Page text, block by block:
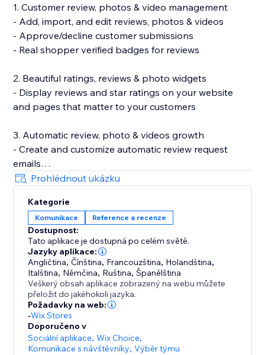
1. Customer review, photos & video management
- Add, import, and edit reviews, photos & videos
- Approve/decline customer submissions
- Real shopper verified badges for reviews
2. Beautiful ratings, reviews & photo widgets
- Display reviews and star ratings on your website
and pages that matter to your customers
3. Automatic review, photo & videos growth
- Create and customize automatic review request
emails
- Incentivize review submissions with discounts (in-
app) or loyalty points (with Smile.io)
- Let customers leave reviews directly on your site
4. Search Engine (SEO) friendly reviews
- Show product ratings and reviews in Google and
other search engines
- Export your reviews to Google Shopping
Prohlédnout ukázku
Kategorie
Komunikace Reference a recenze
Dostupnost:
Tato aplikace je dostupná po celém světě.
Jazyky aplikace:
Angličtina,Čínština, Francouzština, Holandština,
Italština, Němčina, Ruština,Španělština
Veškerý obsah aplikace zobrazený na webu můžete
přeložit do jakéhokoli jazyka.
Požadavky na web:
-Wix Stores
Doporučeno v
Sociální aplikace,Wix Choice,
Komunikace s návštěvníky,Výběr týmu